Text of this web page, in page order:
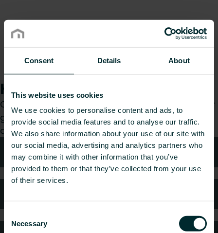
Consent Details About
This website uses cookies
We use cookies to personalise content and ads, to
provide social media features and to analyse our traffic.
We also share information about your use of our site with
our social media, advertising and analytics partners who
may combine it with other information that you’ve
provided to them or that they’ve collected from your use
of their services.
Selection
Necessary
Hur kan vi hjälpa dig?
Oavsett om du är konsult, installatör, arkitekt eller
grossist, välj en kategori så tar vi gärna hand om
din förfrågan.
Teknisk rådgivning